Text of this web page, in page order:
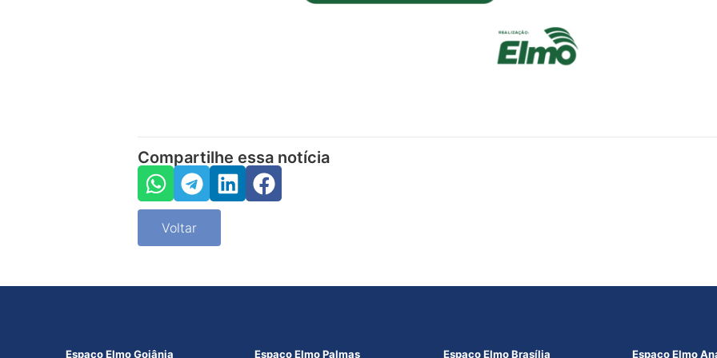
Compartilhe essa notícia
Voltar
Espaço Elmo Goiânia Espaço Elmo Palmas Espaço Elmo Brasília Espaço Elmo